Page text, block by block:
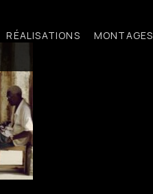
RÉALISATIONS MONTAGES